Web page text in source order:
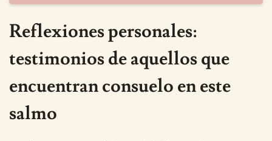
Reflexiones personales:
testimonios de aquellos que
encuentran consuelo en este
salmo